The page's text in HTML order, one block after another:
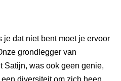
je dat niet bent moet je ervoor
grondlegger van
Satijn, was ook geen genie,